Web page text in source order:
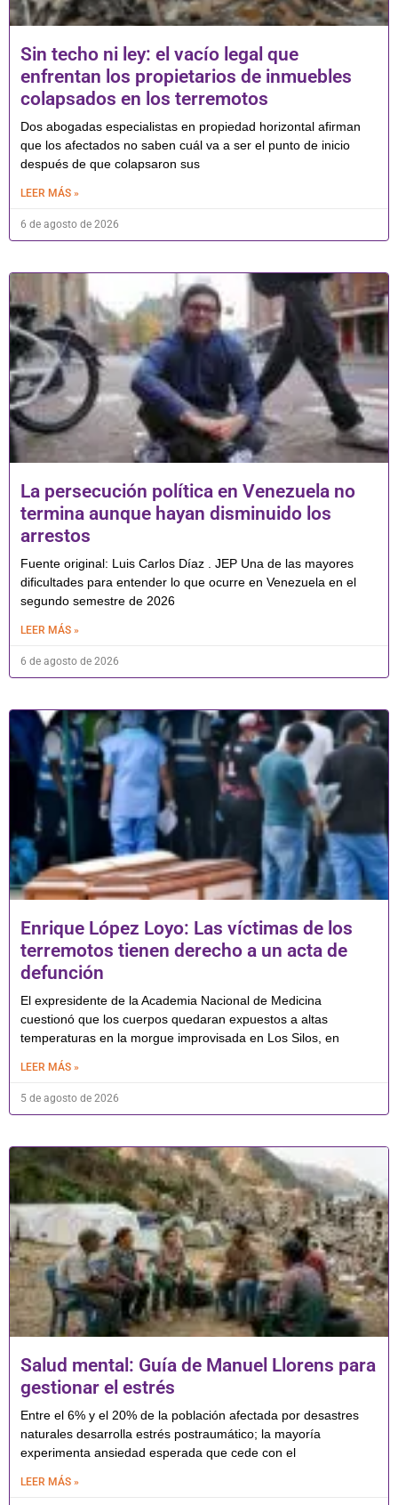
Sin techo ni ley: el vacío legal que
enfrentan los propietarios de inmuebles
colapsados en los terremotos
Dos abogadas especialistas en propiedad horizontal afirman
que los afectados no saben cuál va a ser el punto de inicio
después de que colapsaron sus
LEER MÁS »
6 de agosto de 2026
La persecución política en Venezuela no
termina aunque hayan disminuido los
arrestos
Fuente original: Luis Carlos Díaz . JEP Una de las mayores
dificultades para entender lo que ocurre en Venezuela en el
segundo semestre de 2026
LEER MÁS »
6 de agosto de 2026
Enrique López Loyo: Las víctimas de los
terremotos tienen derecho a un acta de
defunción
El expresidente de la Academia Nacional de Medicina
cuestionó que los cuerpos quedaran expuestos a altas
temperaturas en la morgue improvisada en Los Silos, en
LEER MÁS »
5 de agosto de 2026
Salud mental: Guía de Manuel Llorens para
gestionar el estrés
Entre el 6% y el 20% de la población afectada por desastres
naturales desarrolla estrés postraumático; la mayoría
experimenta ansiedad esperada que cede con el
LEER MÁS »